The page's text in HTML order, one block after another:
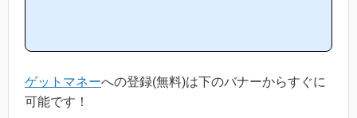
られます！)当ページからゲットマネーへの新規登録はほんの数分
で簡単にできるので、下...
ゲットマネーへの登録(無料)は下のバナーからすぐに
可能です！